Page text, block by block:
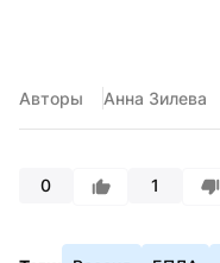
Авторы Анна Зилева
0 1